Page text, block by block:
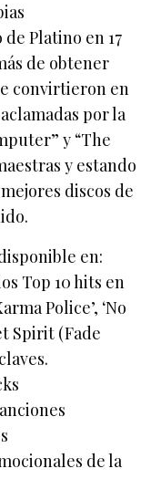
Platino en 17
de obtener
convirtieron en
por la
y “The
y estando
discos de
en:
Top 10 hits en
Police’, ‘No
Spirit (Fade
de la